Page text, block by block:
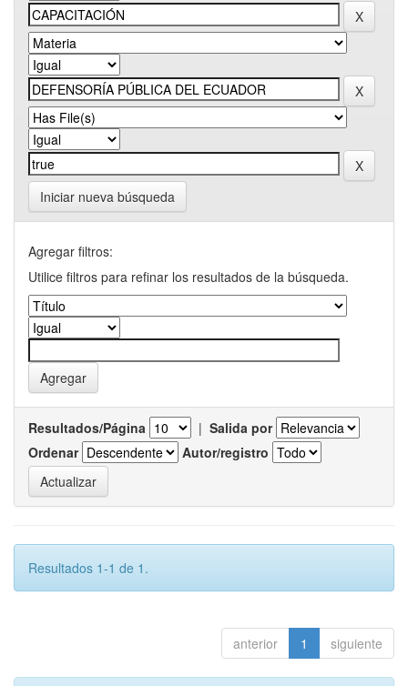
Iniciar nueva búsqueda
Agregar filtros:
Utilice filtros para refinar los resultados de la búsqueda.
Resultados/Página | Salida por
Ordenar
Autor/registro
Resultados 1-1 de 1.
anterior 1 siguiente